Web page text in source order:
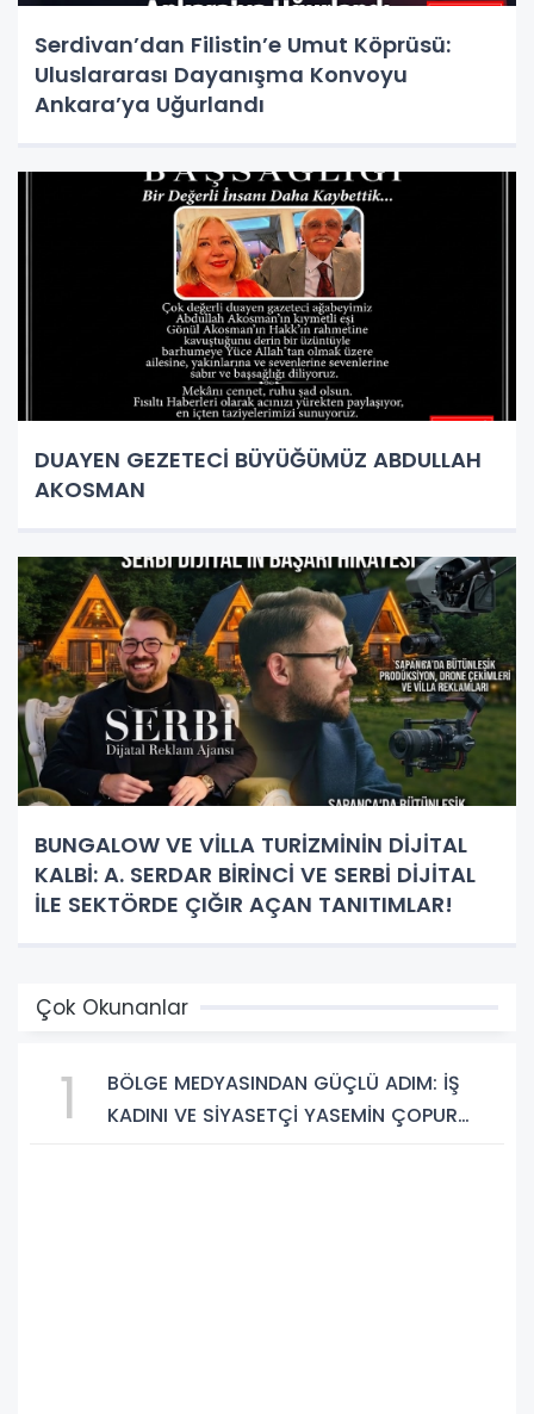
Serdivan’dan Filistin’e Umut Köprüsü:
Uluslararası Dayanışma Konvoyu
Ankara’ya Uğurlandı
DUAYEN GEZETECİ BÜYÜĞÜMÜZ ABDULLAH
AKOSMAN
BUNGALOW VE VİLLA TURİZMİNİN DİJİTAL
KALBİ: A. SERDAR BİRİNCİ VE SERBİ DİJİTAL
İLE SEKTÖRDE ÇIĞIR AÇAN TANITIMLAR!
Çok Okunanlar
1
BÖLGE MEDYASINDAN GÜÇLÜ ADIM: İŞ
KADINI VE SİYASETÇİ YASEMİN ÇOPUR